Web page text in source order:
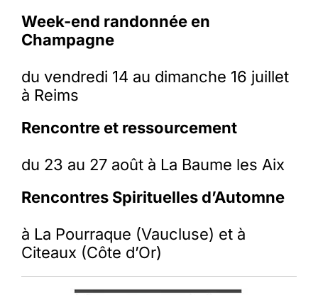
Week-end randonnée en
Champagne
du vendredi 14 au dimanche 16 juillet
à Reims
Rencontre et ressourcement
du 23 au 27 août à La Baume les Aix
Rencontres Spirituelles d’Automne
à La Pourraque (Vaucluse) et à
Citeaux (Côte d’Or)